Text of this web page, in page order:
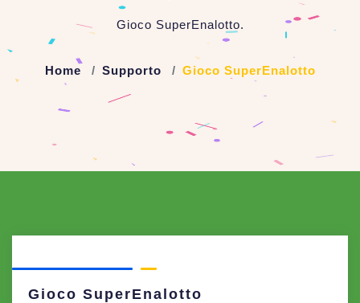
Gioco SuperEnalotto.
Home Supporto Gioco SuperEnalotto
Gioco SuperEnalotto